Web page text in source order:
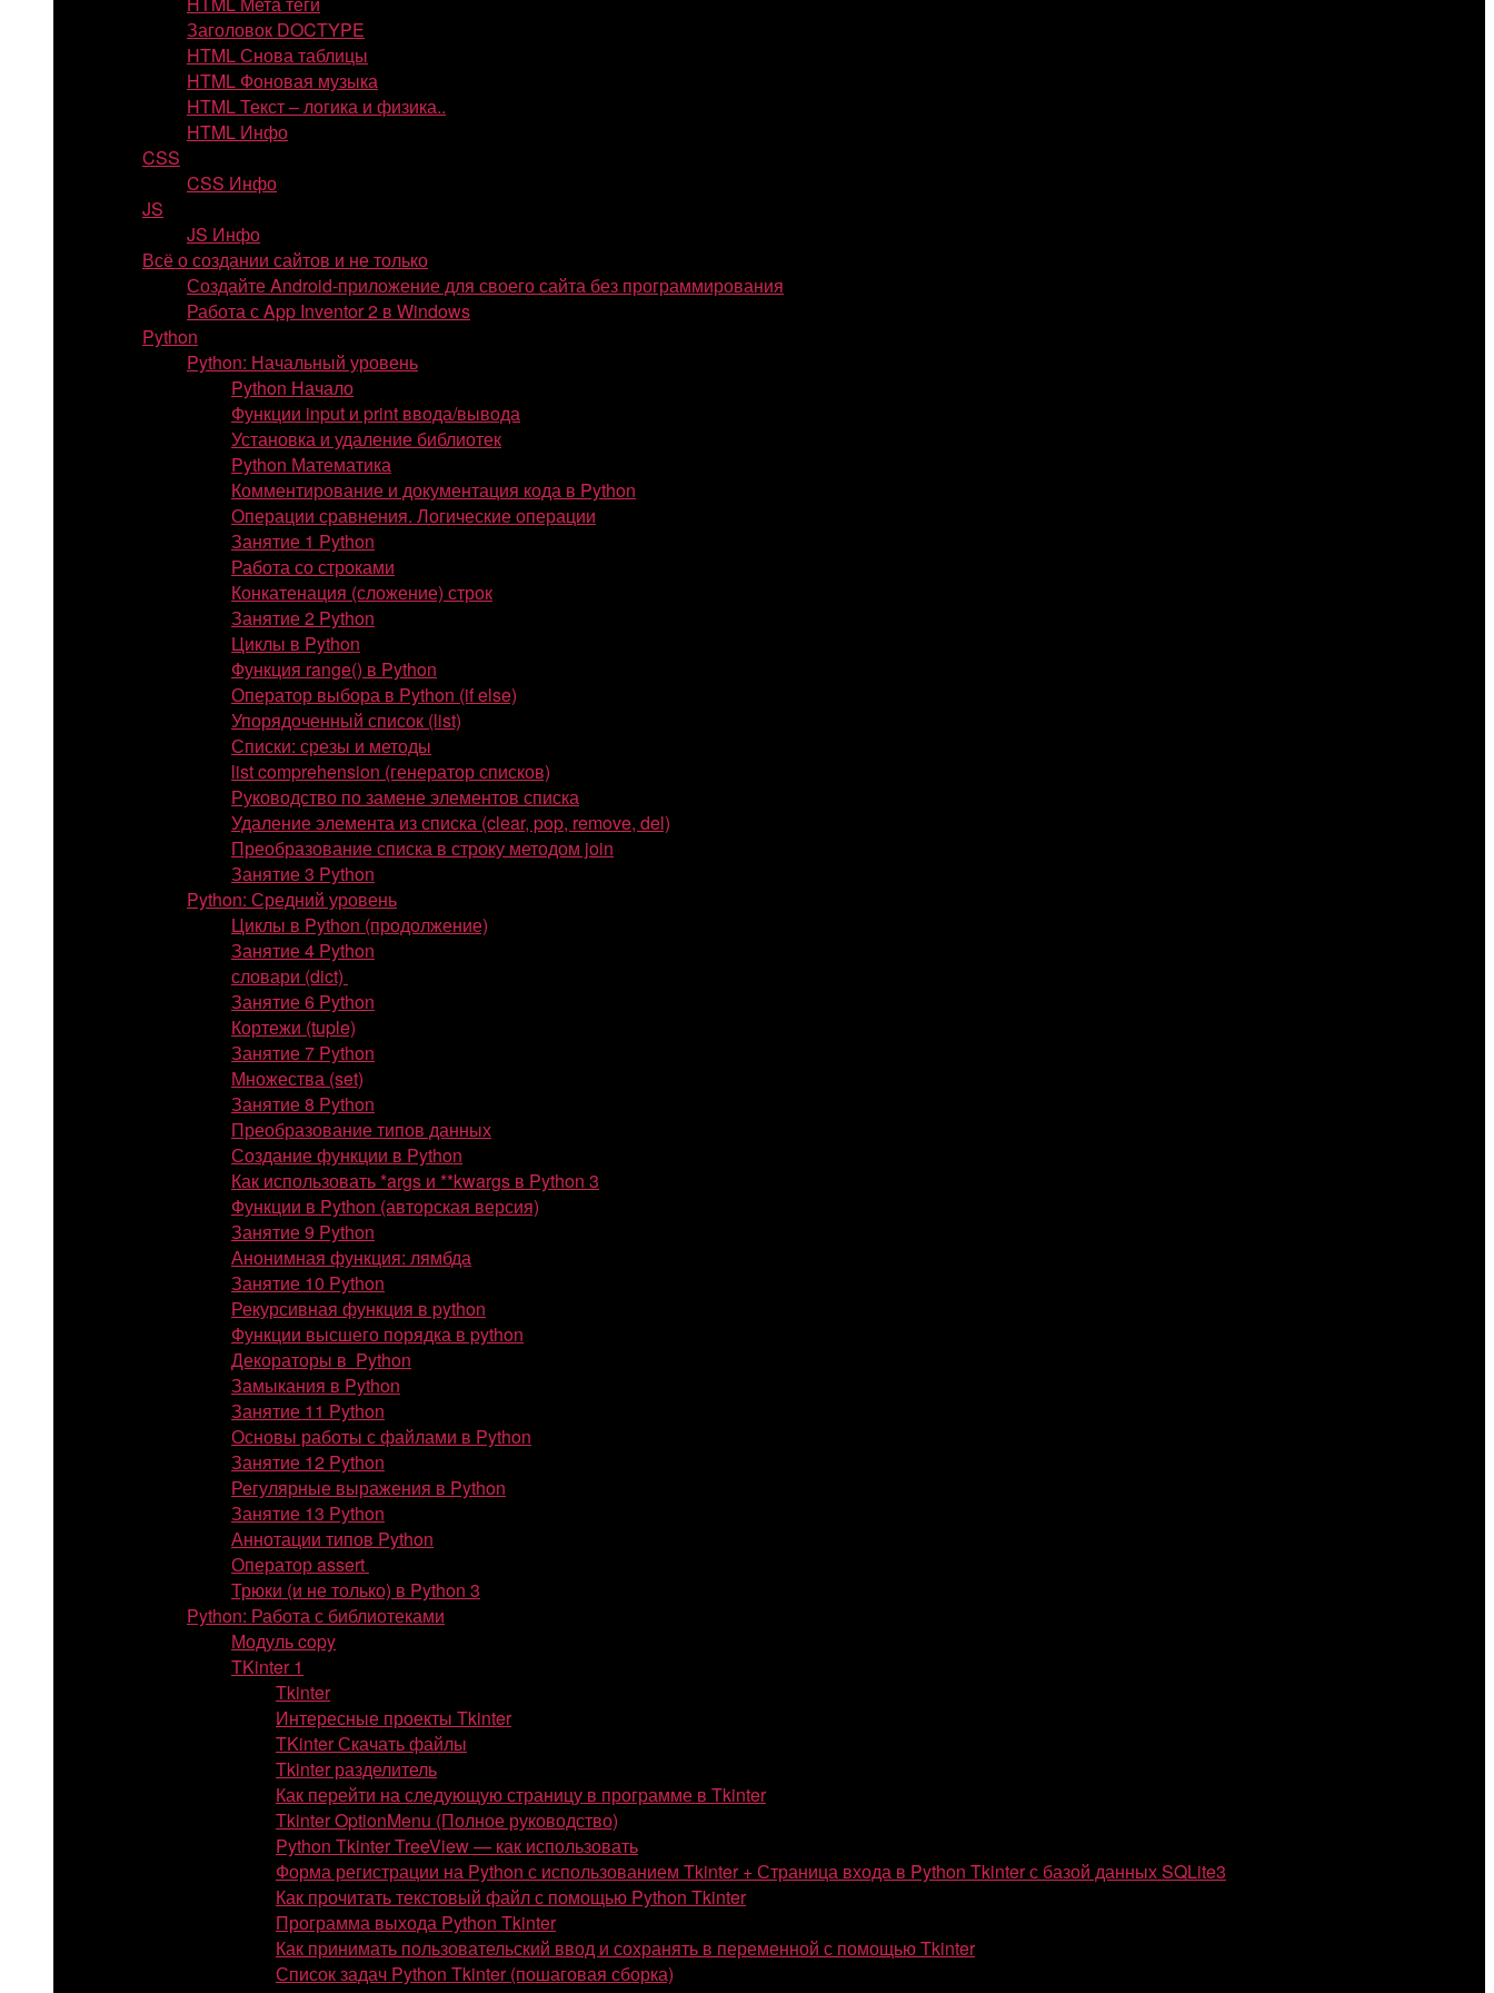
Заголовок DOCTYPE
HTML Снова таблицы
HTML Фоновая музыка
HTML Текст – логика и физика..
HTML Инфо
CSS
CSS Инфо
JS
JS Инфо
Всё о создании сайтов и не только
Создайте Android-приложение для своего сайта без программирования
Работа с App Inventor 2 в Windows
Python
Python: Начальный уровень
Python Начало
Функции input и print ввода/вывода
Установка и удаление библиотек
Python Математика
Комментирование и документация кода в Python
Операции сравнения. Логические операции
Занятие 1 Python
Работа со строками
Конкатенация (сложение) строк
Занятие 2 Python
Циклы в Python
Функция range() в Python
Оператор выбора в Python (if else)
Упорядоченный список (list)
Списки: срезы и методы
list comprehension (генератор списков)
Руководство по замене элементов списка
Удаление элемента из списка (clear, pop, remove, del)
Преобразование списка в строку методом join
Занятие 3 Python
Python: Средний уровень
Циклы в Python (продолжение)
Занятие 4 Python
словари (dict)
Занятие 6 Python
Кортежи (tuple)
Занятие 7 Python
Множества (set)
Занятие 8 Python
Преобразование типов данных
Создание функции в Python
Как использовать *args и **kwargs в Python 3
Функции в Python (авторская версия)
Занятие 9 Python
Анонимная функция: лямбда
Занятие 10 Python
Рекурсивная функция в python
Функции высшего порядка в python
Декораторы в Python
Замыкания в Python
Занятие 11 Python
Основы работы с файлами в Python
Занятие 12 Python
Регулярные выражения в Python
Занятие 13 Python
Аннотации типов Python
Оператор assert
Трюки (и не только) в Python 3
Python: Работа с библиотеками
Модуль copy
TKinter 1
Tkinter
Интересные проекты Tkinter
TKinter Скачать файлы
Tkinter разделитель
Как перейти на следующую страницу в программе в Tkinter
Tkinter OptionMenu (Полное руководство)
Python Tkinter TreeView — как использовать
Форма регистрации на Python с использованием Tkinter + Страница входа в Python Tkinter с базой данных SQLite3
Как прочитать текстовый файл с помощью Python Tkinter
Программа выхода Python Tkinter
Как принимать пользовательский ввод и сохранять в переменной с помощью Tkinter
Список задач Python Tkinter (пошаговая сборка)